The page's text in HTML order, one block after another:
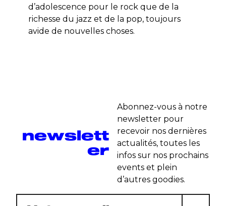
d’adolescence pour le rock que de la
richesse du jazz et de la pop, toujours
avide de nouvelles choses.
newslett
er
Abonnez-vous à notre
newsletter pour
recevoir nos dernières
actualités, toutes les
infos sur nos prochains
events et plein
d’autres goodies.